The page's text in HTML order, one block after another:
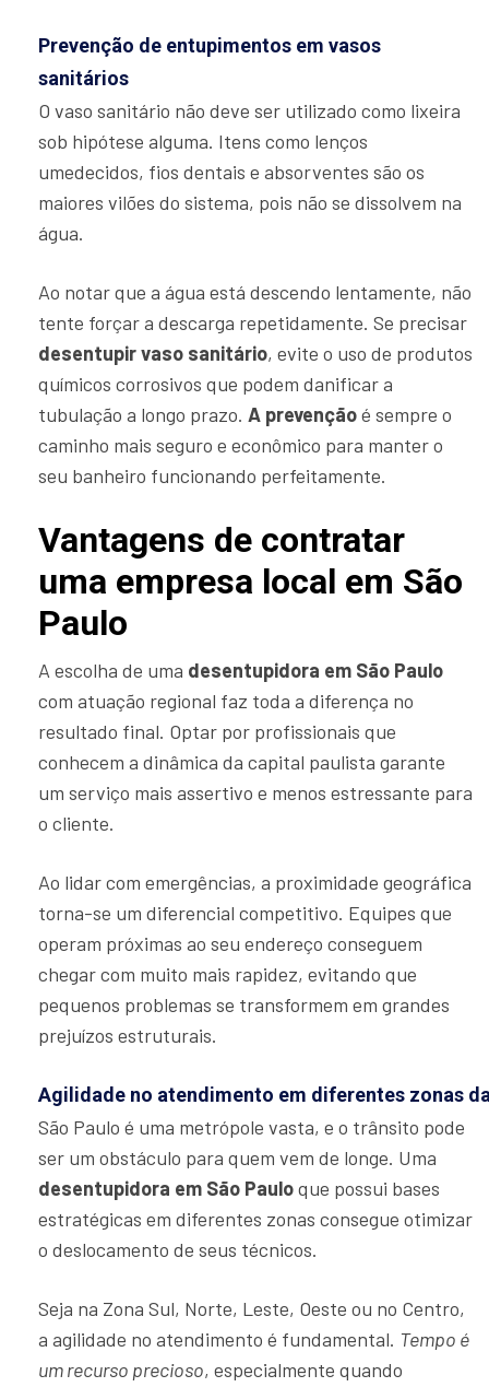
Prevenção de entupimentos em vasos
sanitários
O vaso sanitário não deve ser utilizado como lixeira
sob hipótese alguma. Itens como lenços
umedecidos, fios dentais e absorventes são os
maiores vilões do sistema, pois não se dissolvem na
água.
Ao notar que a água está descendo lentamente, não
tente forçar a descarga repetidamente. Se precisar
desentupir vaso sanitário, evite o uso de produtos
químicos corrosivos que podem danificar a
tubulação a longo prazo. A prevençãoé sempre o
caminho mais seguro e econômico para manter o
seu banheiro funcionando perfeitamente.
Vantagens de contratar
uma empresa local em São
Paulo
A escolha de uma desentupidora em São Paulo
com atuação regional faz toda a diferença no
resultado final. Optar por profissionais que
conhecem a dinâmica da capital paulista garante
um serviço mais assertivo e menos estressante para
o cliente.
Ao lidar com emergências, a proximidade geográfica
torna-se um diferencial competitivo. Equipes que
operam próximas ao seu endereço conseguem
chegar com muito mais rapidez, evitando que
pequenos problemas se transformem em grandes
prejuízos estruturais.
Agilidade no atendimento em diferentes zonas
São Paulo é uma metrópole vasta, e o trânsito pode
ser um obstáculo para quem vem de longe. Uma
desentupidora em São Pauloque possui bases
estratégicas em diferentes zonas consegue otimizar
o deslocamento de seus técnicos.
Seja na Zona Sul, Norte, Leste, Oeste ou no Centro,
a agilidade no atendimento é fundamental. Tempo é
um recurso precioso, especialmente quando